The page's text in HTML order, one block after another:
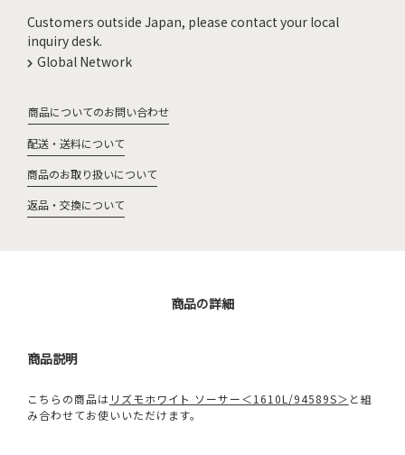
Customers outside Japan, please contact your local
inquiry desk.
Global Network
商品についてのお問い合わせ
配送・送料について
商品のお取り扱いについて
返品・交換について
商品の詳細
商品説明
こちらの商品は リズモホワイト ソーサー＜1610L/94589S＞ と組
み合わせてお使いいただけます。